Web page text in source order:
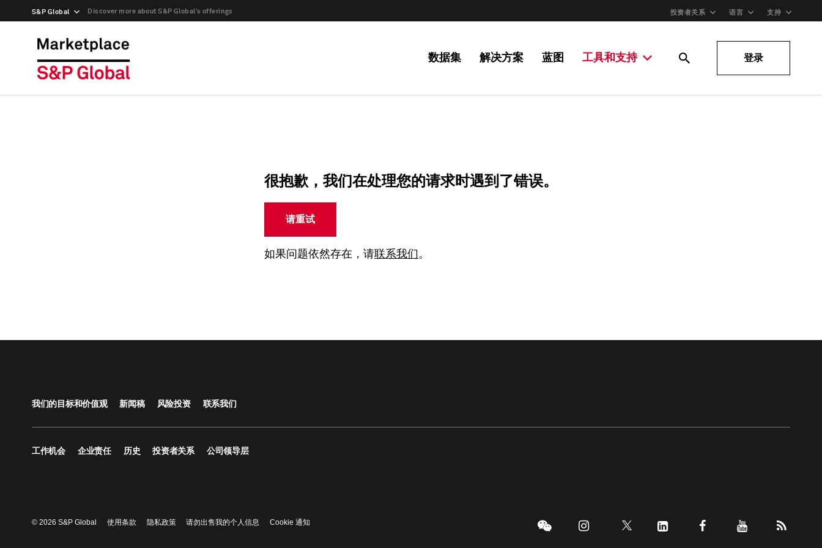
S&P Global Discover more about S&P Global’s offerings 投资者关系 语言 支持
数据集 解决方案 蓝图 工具和支持 登录
很抱歉，我们在处理您的请求时遇到了错误。
请重试
如果问题依然存在，请联系我们 。
我们的目标和价值观 新闻稿 风险投资 联系我们
工作机会 企业责任 历史 投资者关系 公司领导层
© 2026 S&P Global 使用条款 隐私政策 请勿出售我的个人信息 Cookie 通知